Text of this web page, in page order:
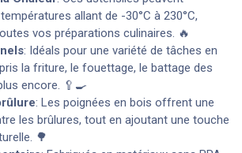
allant de -30°C à 230°C,
vos préparations culinaires. 🔥
: Idéals pour une variété de tâches en
la friture, le fouettage, le battage des
encore. 🥄🍳
: Les poignées en bois offrent une
les brûlures, tout en ajoutant une touche
🌳